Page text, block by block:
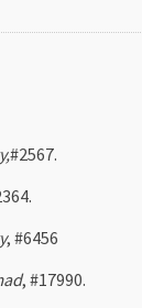
#2567.
, #6456
, #17990.